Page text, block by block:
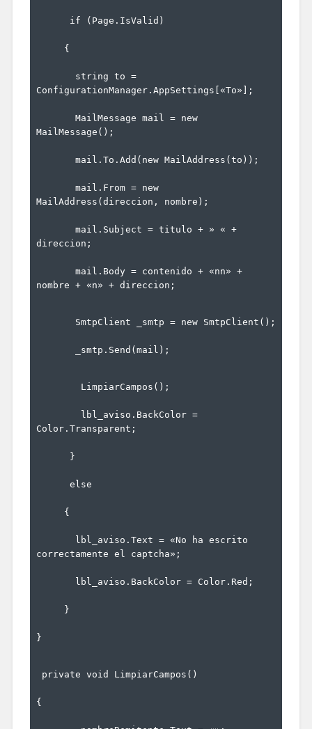
if (Page.IsValid)
     {
string to =
ConfigurationManager.AppSettings[ «To» ];
       MailMessage mail =
new
MailMessage();
       mail.To.Add(
new MailAddress(to));
       mail.From =
new
MailAddress(direccion, nombre);
       mail.Subject = titulo +
» « +
direccion;
       mail.Body = contenido +
«nn» +
nombre + «n» + direccion;
       SmtpClient _smtp =
new SmtpClient();
       _smtp.Send(mail);
        LimpiarCampos();
Color.Transparent;
      }
else
     {
       lbl_aviso.Text =
«No ha escrito
correctamente el captcha» ;
       lbl_aviso.BackColor = Color.Red;
     }
}
private void LimpiarCampos()
{